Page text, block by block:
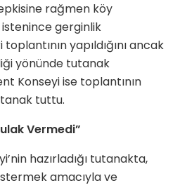
rağmen köy
gerginlik
yapıldığını ancak
yönünde tutanak
Konseyi ise toplantının
tuttu.
Vermedi”
hazırladığı tutanakta,
amacıyla ve